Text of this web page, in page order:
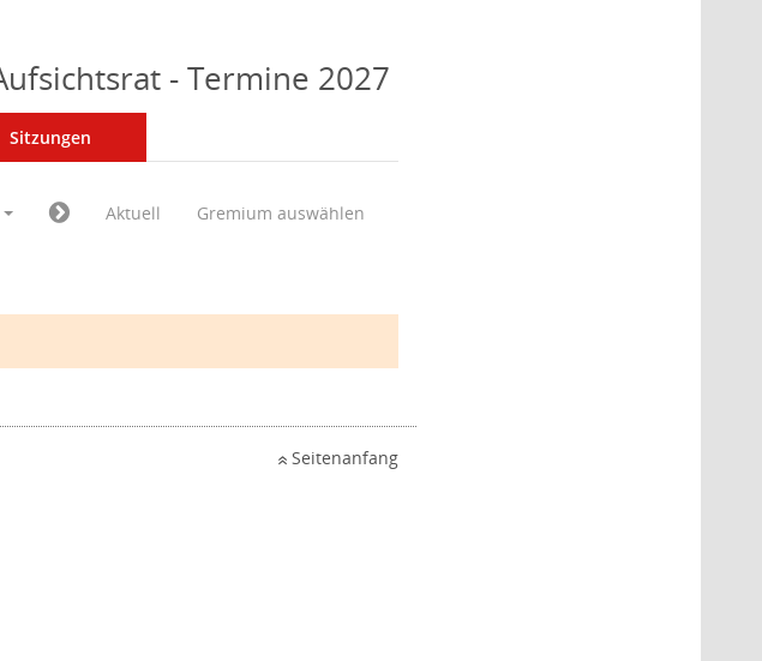
- Termine 2027
Sitzungen
Aktuell Gremium auswählen
Seitenanfang